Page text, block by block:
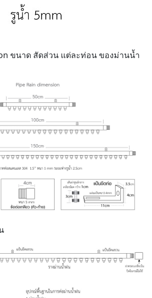
ขนาด สัดส่วน แต่ละท่อน ของม่านน้ำ